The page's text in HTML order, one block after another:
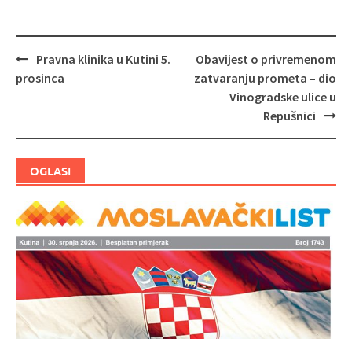
Navigacija
Pravna klinika u Kutini 5.
prosinca
Obavijest o privremenom
zatvaranju prometa – dio
Vinogradske ulice u
Repušnici
OGLASI